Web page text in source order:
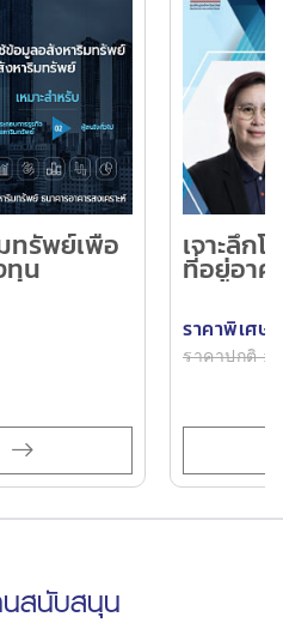
ทรัพย์เพื่อ
ทุน
เจาะลึก
ที่อยู่อาศั
สนาม ข
ราคาพิเศษ :
ราคาปกติ :
สนับสนุน